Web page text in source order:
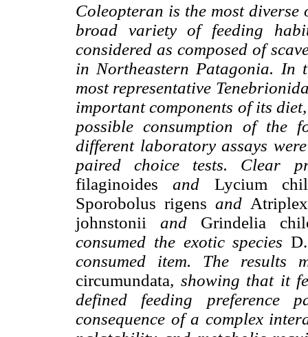
Coleopteran is the most
broad variety of feeding
considered as composed of
in Northeastern Patagonia. In
most representative
important components of its
possible consumption of the
different laboratory assays
paired choice tests. Clear
filaginoides and Lycium
Sporobolus rigens and
johnstonii and Grindelia
consumed the exotic species
consumed item. The results
circumundata, showing that it
defined feeding preference
consequence of a complex